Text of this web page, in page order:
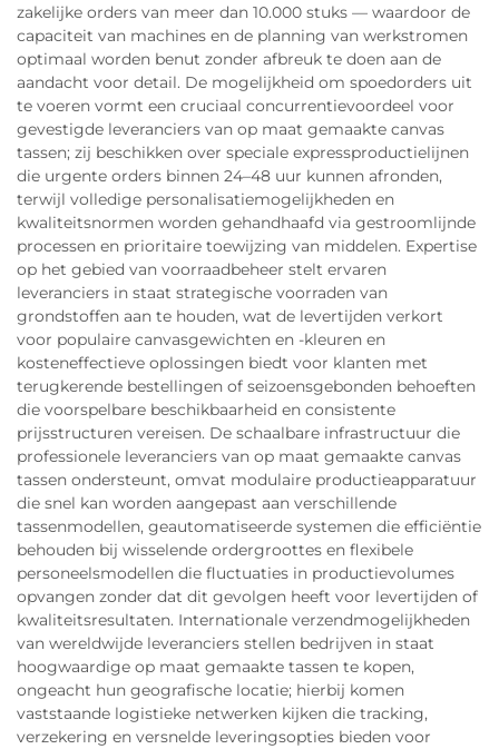
zakelijke orders van meer dan 10.000 stuks — waardoor de
capaciteit van machines en de planning van werkstromen
optimaal worden benut zonder afbreuk te doen aan de
aandacht voor detail. De mogelijkheid om spoedorders uit
te voeren vormt een cruciaal concurrentievoordeel voor
gevestigde leveranciers van op maat gemaakte canvas
tassen; zij beschikken over speciale expressproductielijnen
die urgente orders binnen 24–48 uur kunnen afronden,
terwijl volledige personalisatiemogelijkheden en
kwaliteitsnormen worden gehandhaafd via gestroomlijnde
processen en prioritaire toewijzing van middelen. Expertise
op het gebied van voorraadbeheer stelt ervaren
leveranciers in staat strategische voorraden van
grondstoffen aan te houden, wat de levertijden verkort
voor populaire canvasgewichten en -kleuren en
kosteneffectieve oplossingen biedt voor klanten met
terugkerende bestellingen of seizoensgebonden behoeften
die voorspelbare beschikbaarheid en consistente
prijsstructuren vereisen. De schaalbare infrastructuur die
professionele leveranciers van op maat gemaakte canvas
tassen ondersteunt, omvat modulaire productieapparatuur
die snel kan worden aangepast aan verschillende
tassenmodellen, geautomatiseerde systemen die efficiëntie
behouden bij wisselende ordergroottes en flexibele
personeelsmodellen die fluctuaties in productievolumes
opvangen zonder dat dit gevolgen heeft voor levertijden of
kwaliteitsresultaten. Internationale verzendmogelijkheden
van wereldwijde leveranciers stellen bedrijven in staat
hoogwaardige op maat gemaakte tassen te kopen,
ongeacht hun geografische locatie; hierbij komen
vaststaande logistieke netwerken kijken die tracking,
verzekering en versnelde leveringsopties bieden voor